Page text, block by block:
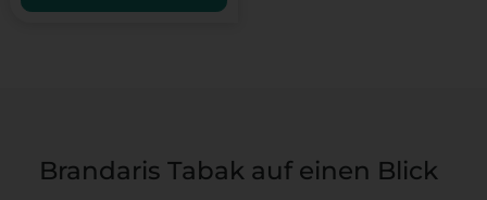
Brandaris Tabak auf einen Blick